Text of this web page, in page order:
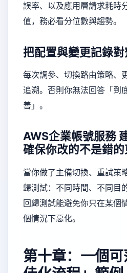
誤率、以及應用層請求耗時
值，務必看分位數與趨勢。
把配置與變更記錄對
每次調參、切換路由策略、
追溯。否則你無法回答「到
善」。
AWS企業帳號服務
確保你改的不是錯
當你做了主備切換、重試策
歸測試：不同時間、不同目
回歸測試能避免你只在某個
個情況下惡化。
第十章：一個